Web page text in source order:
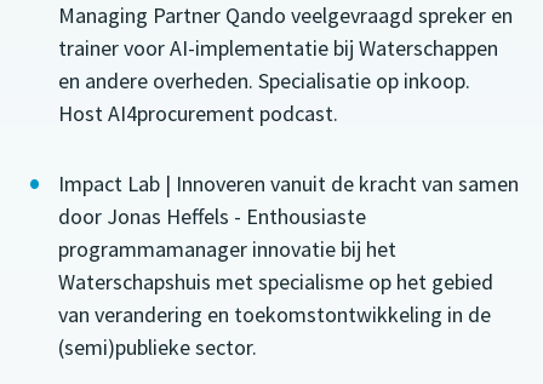
Managing Partner Qando veelgevraagd spreker en
trainer voor AI-implementatie bij Waterschappen
en andere overheden. Specialisatie op inkoop.
Host AI4procurement podcast.
Impact Lab | Innoveren vanuit de kracht van samen
door Jonas Heffels - Enthousiaste
programmamanager innovatie bij het
Waterschapshuis met specialisme op het gebied
van verandering en toekomstontwikkeling in de
(semi)publieke sector.